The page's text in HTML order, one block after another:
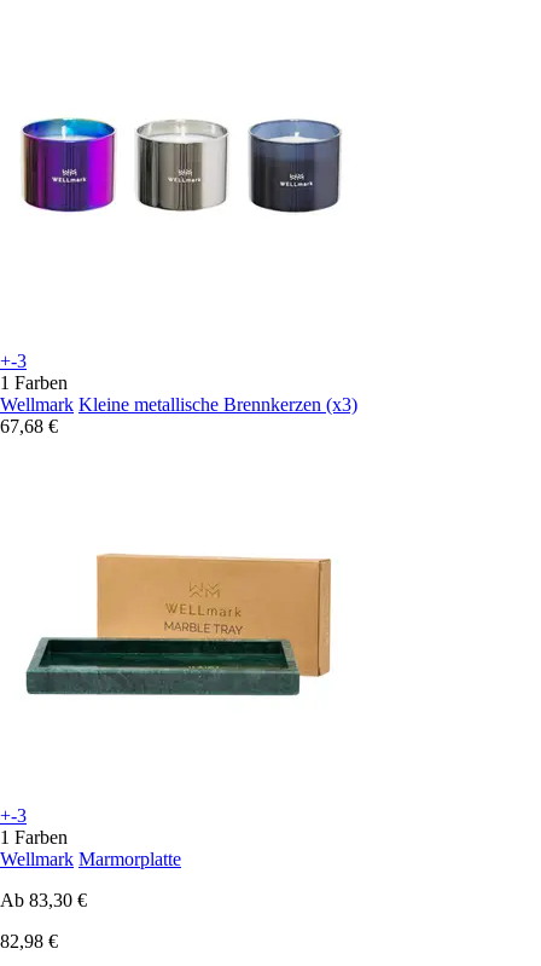
+-3
1 Farben
Wellmark Kleine metallische Brennkerzen (x3)
67,68 €
+-3
1 Farben
Wellmark Marmorplatte
Ab 83,30 €
82,98 €